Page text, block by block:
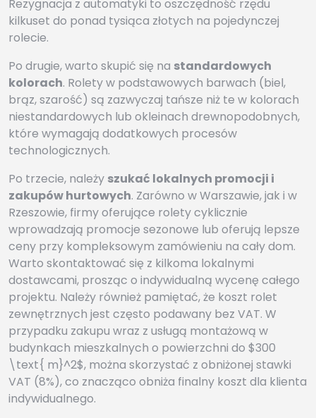
Rezygnacja z automatyki to oszczędność rzędu
kilkuset do ponad tysiąca złotych na pojedynczej
rolecie.
Po drugie, warto skupić się na standardowych
kolorach. Rolety w podstawowych barwach (biel,
brąz, szarość) są zazwyczaj tańsze niż te w kolorach
niestandardowych lub okleinach drewnopodobnych,
które wymagają dodatkowych procesów
technologicznych.
Po trzecie, należy szukać lokalnych promocji i
zakupów hurtowych. Zarówno w Warszawie, jak i w
Rzeszowie, firmy oferujące rolety cyklicznie
wprowadzają promocje sezonowe lub oferują lepsze
ceny przy kompleksowym zamówieniu na cały dom.
Warto skontaktować się z kilkoma lokalnymi
dostawcami, prosząc o indywidualną wycenę całego
projektu. Należy również pamiętać, że koszt rolet
zewnętrznych jest często podawany bez VAT. W
przypadku zakupu wraz z usługą montażową w
budynkach mieszkalnych o powierzchni do $300
\text{ m}^2$, można skorzystać z obniżonej stawki
VAT (8%), co znacząco obniża finalny koszt dla klienta
indywidualnego.